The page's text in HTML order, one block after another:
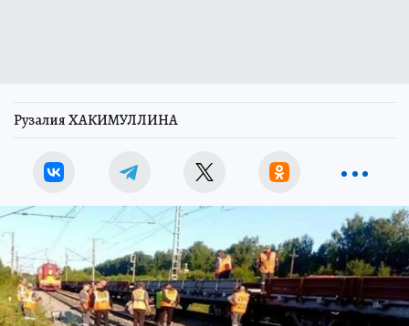
Рузалия ХАКИМУЛЛИНА